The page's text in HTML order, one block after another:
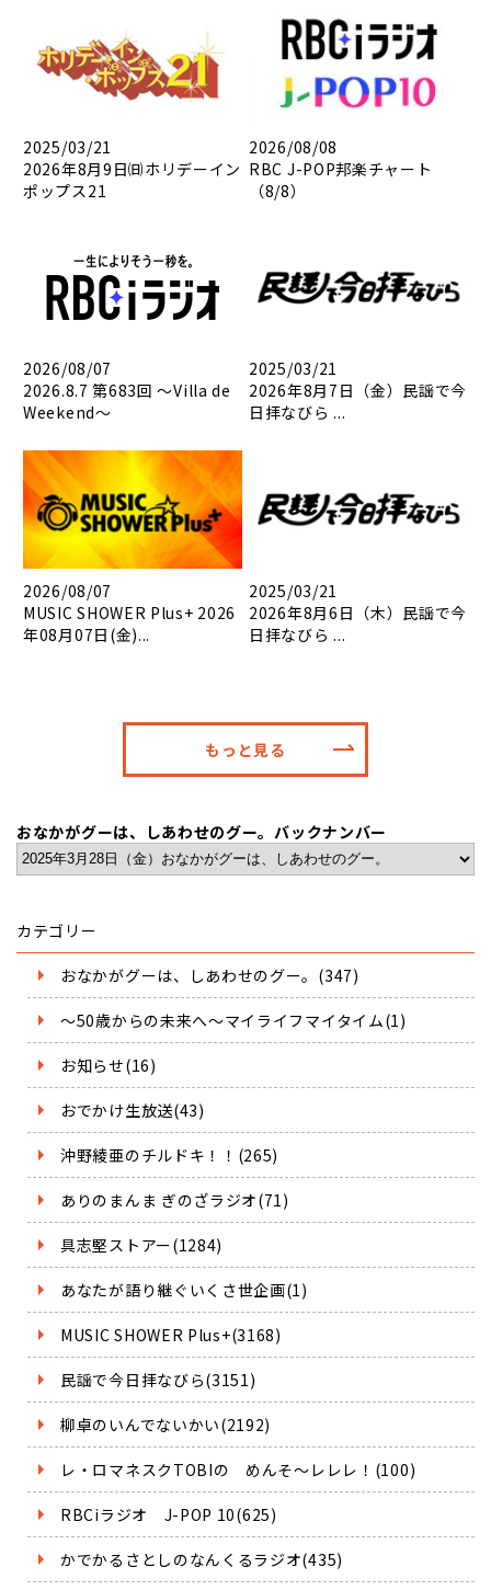
2025/03/21
2026年8月9日㈰ホリデーイン
ポップス21
2026/08/08
RBC J-POP邦楽チャート
（8/8）
2026/08/07
2026.8.7 第683回 ～Villa de
Weekend～
2025/03/21
2026年8月7日（金）民謡で今
日拝なびら ...
2026/08/07
MUSIC SHOWER Plus+ 2026
年08月07日(金)...
2025/03/21
2026年8月6日（木）民謡で今
日拝なびら ...
もっと見る
おなかがグーは、しあわせのグー。バックナンバー
カテゴリー
おなかがグーは、しあわせのグー。(347)
～50歳からの未来へ～マイライフマイタイム(1)
お知らせ(16)
おでかけ生放送(43)
沖野綾亜のチルドキ！！(265)
ありのまんま ぎのざラジオ(71)
具志堅ストアー(1284)
あなたが語り継ぐいくさ世企画(1)
MUSIC SHOWER Plus+(3168)
民謡で今日拝なびら(3151)
柳卓のいんでないかい(2192)
レ・ロマネスクTOBIの めんそ～レレレ！(100)
RBCiラジオ J-POP 10(625)
かでかるさとしのなんくるラジオ(435)